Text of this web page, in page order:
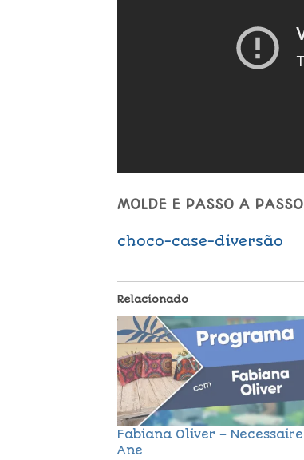
MOLDE E PASSO A PASSO
choco-case-diversão
Relacionado
Fabiana Oliver – Necessaire
Ane